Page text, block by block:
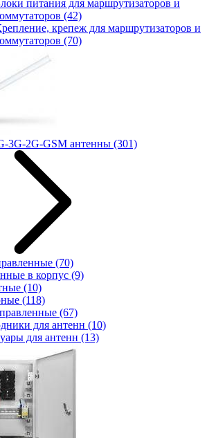
питания для маршрутизаторов и
(42)
крепеж для маршрутизаторов и
(70)
3G-2G-GSM антенны (301)
(70)
в корпус (9)
(10)
(118)
(67)
для антенн (10)
для антенн (13)